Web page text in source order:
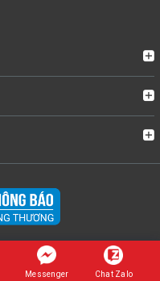
Zippo Mỹ Chính Hãng |
cấp bởiSapo
Messenger Chat Zalo